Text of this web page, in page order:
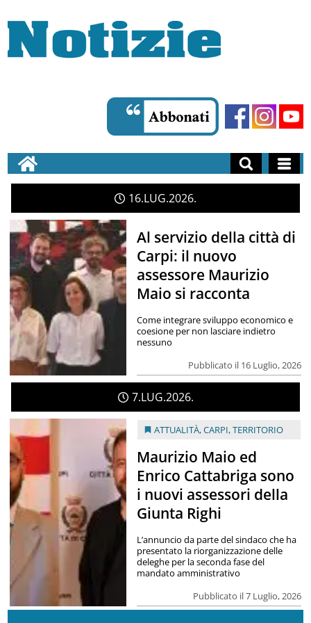
16 LUG 2026
Al servizio della città di
Carpi: il nuovo
assessore Maurizio
Maio si racconta
Pubblicato il 16 Luglio, 2026
Come integrare sviluppo economico e
coesione per non lasciare indietro
nessuno
7 LUG 2026
ATTUALITÀ,CARPI,TERRITORIO
Maurizio Maio ed
Enrico Cattabriga sono
i nuovi assessori della
Giunta Righi
Pubblicato il 7 Luglio, 2026
L’annuncio da parte del sindaco che ha
presentato la riorganizzazione delle
deleghe per la seconda fase del
mandato amministrativo